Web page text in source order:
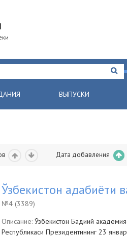
ВЫПУСКИ
Дата добавления
Ўзбекистон адабиёти
№4 (3389)
Описание: Ўзбекистон Бадиий
Республикаси Президентининг 23